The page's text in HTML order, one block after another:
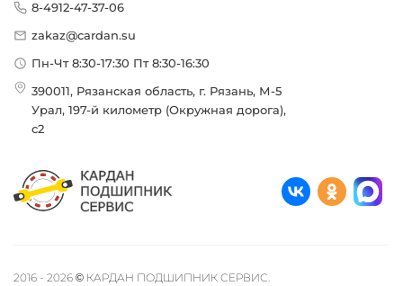
8-4912-47-37-06
zakaz@cardan.su
Пн-Чт 8:30-17:30 Пт 8:30-16:30
390011, Рязанская область, г. Рязань, М-5
Урал, 197-й километр (Окружная дорога),
с2
2016 - 2026 © КАРДАН ПОДШИПНИК СЕРВИС.